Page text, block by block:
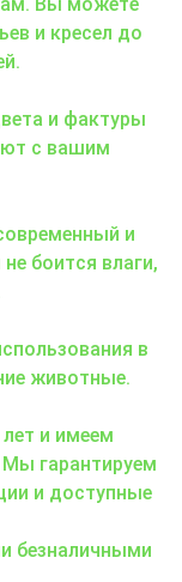
и кресел до
и фактуры
с вашим
и
боится влаги,
в
животные.
и имеем
гарантируем
и доступные
безналичными